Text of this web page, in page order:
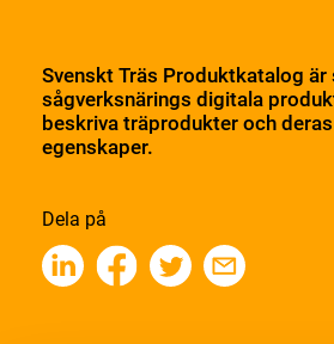
Svenskt Träs Produktkatalog är
sågverksnärings digitala
beskriva träprodukter och
egenskaper.
Dela på